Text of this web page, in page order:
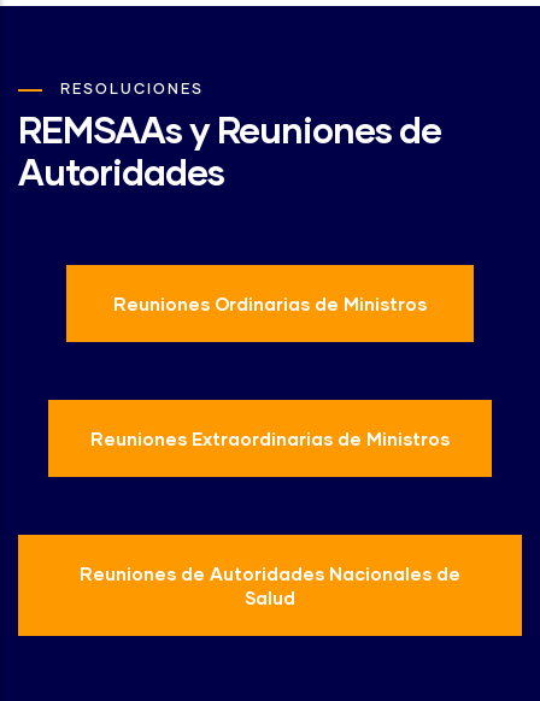
RESOLUCIONES
REMSAAs y Reuniones de
Autoridades
Reuniones Ordinarias de Ministros
Reuniones Extraordinarias de Ministros
Reuniones de Autoridades Nacionales de
Salud